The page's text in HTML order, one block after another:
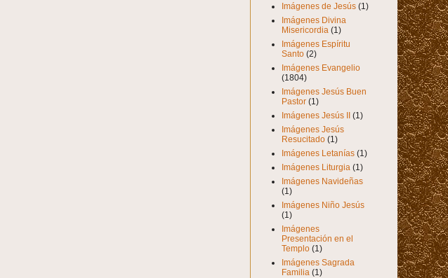
Imágenes de Jesús (1)
Imágenes Divina
Misericordia (1)
Imágenes Espíritu
Santo (2)
Imágenes Evangelio
(1804)
Imágenes Jesús Buen
Pastor (1)
Imágenes Jesús II (1)
Imágenes Jesús
Resucitado (1)
Imágenes Letanías (1)
Imágenes Liturgia (1)
Imágenes Navideñas
(1)
Imágenes Niño Jesús
(1)
Imágenes
Presentación en el
Templo (1)
Imágenes Sagrada
Familia (1)